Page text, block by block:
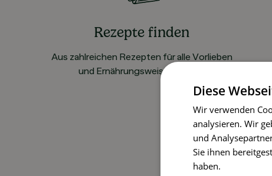
Rezepte finden
Aus zahlreichen Rezepten für alle Vorlieben
und Ernährungsweisen wählen
Diese
Wir verwenden
analysieren. Wir
und
Sie ihnen
haben.